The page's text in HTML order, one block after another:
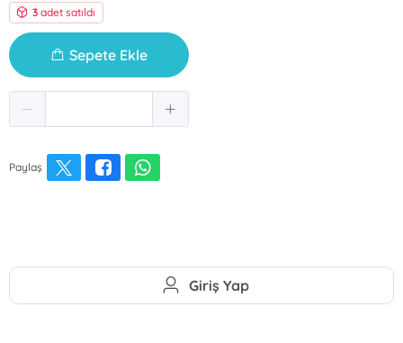
3 adet satıldı
Sepete Ekle
Paylaş
Giriş Yap